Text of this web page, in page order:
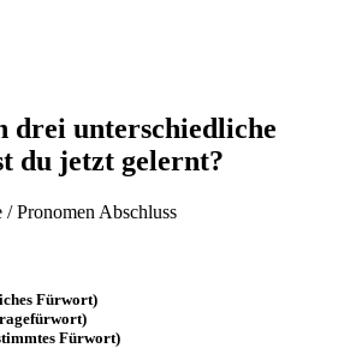
drei unterschiedliche
du jetzt gelernt?
Pronomen Abschluss
Fürwort)
Fürwort)